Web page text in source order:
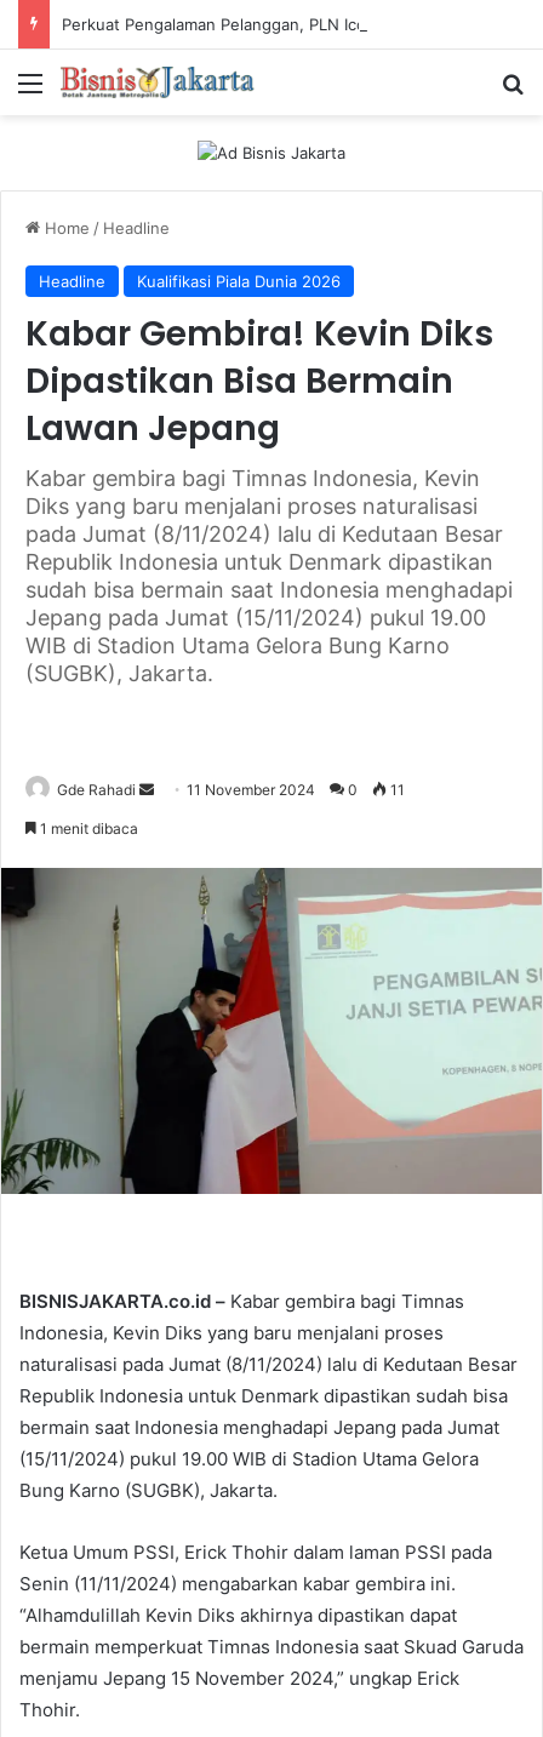
Menu
Home / Headline
Headline Kualifikasi Piala Dunia 2026
Kabar Gembira! Kevin Diks
Dipastikan Bisa Bermain
Lawan Jepang
Kabar gembira bagi Timnas Indonesia, Kevin
Diks yang baru menjalani proses naturalisasi
pada Jumat (8/11/2024) lalu di Kedutaan Besar
Republik Indonesia untuk Denmark dipastikan
sudah bisa bermain saat Indonesia menghadapi
Jepang pada Jumat (15/11/2024) pukul 19.00
WIB di Stadion Utama Gelora Bung Karno
(SUGBK), Jakarta.
Gde Rahadi
a
11 November 2024 0 11
1 menit dibaca
BISNISJAKARTA.co.id – Kabar gembira bagi Timnas
Indonesia, Kevin Diks yang baru menjalani proses
naturalisasi pada Jumat (8/11/2024) lalu di Kedutaan Besar
Republik Indonesia untuk Denmark dipastikan sudah bisa
bermain saat Indonesia menghadapi Jepang pada Jumat
(15/11/2024) pukul 19.00 WIB di Stadion Utama Gelora
Bung Karno (SUGBK), Jakarta.
Ketua Umum PSSI, Erick Thohir dalam laman PSSI pada
Senin (11/11/2024) mengabarkan kabar gembira ini.
“Alhamdulillah Kevin Diks akhirnya dipastikan dapat
bermain memperkuat Timnas Indonesia saat Skuad Garuda
menjamu Jepang 15 November 2024,” ungkap Erick
Thohir.